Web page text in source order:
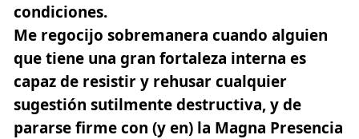
condiciones.
Me regocijo sobremanera cuando alguien
que tiene una gran fortaleza interna es
capaz de resistir y rehusar cualquier
sugestión sutilmente destructiva, y de
pararse firme con (y en) la Magna Presencia